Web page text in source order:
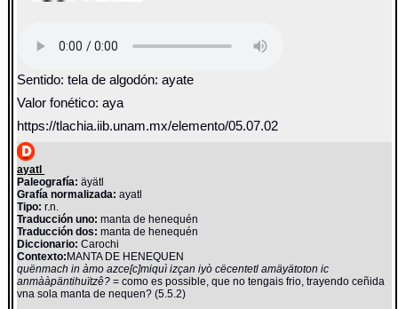
Sentido: tela de algodón: ayate
Valor fonético: aya
https://tlachia.iib.unam.mx/elemento/05.07.02
ayatl
Paleografía: äyätl
Grafía normalizada: ayatl
Tipo: r.n.
Traducción uno: manta de henequén
Traducción dos: manta de henequén
Diccionario:Carochi
Contexto:MANTA DE HENEQUEN
quënmach in àmo azce[c]miquì izçan iyò cëcentetl amäyätoton ic
anmààpäntihuïtzê?= como es possible, que no tengais frio, trayendo ceñida
vna sola manta de nequen? (5.5.2)